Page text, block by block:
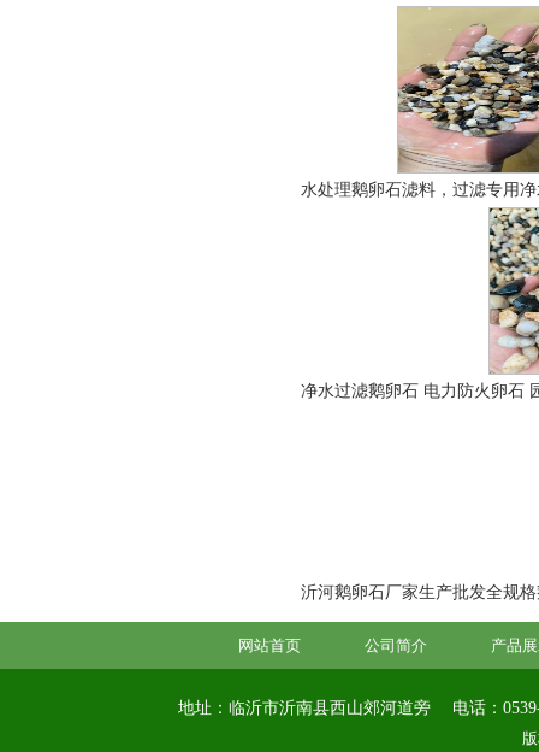
水处理鹅卵石滤料，过滤专用
净水过滤鹅卵石 电力防火卵石
沂河鹅卵石厂家生产批发全规
网站首页 公司简介 产品
地址：临沂市沂南县西山郊河道旁
电话：